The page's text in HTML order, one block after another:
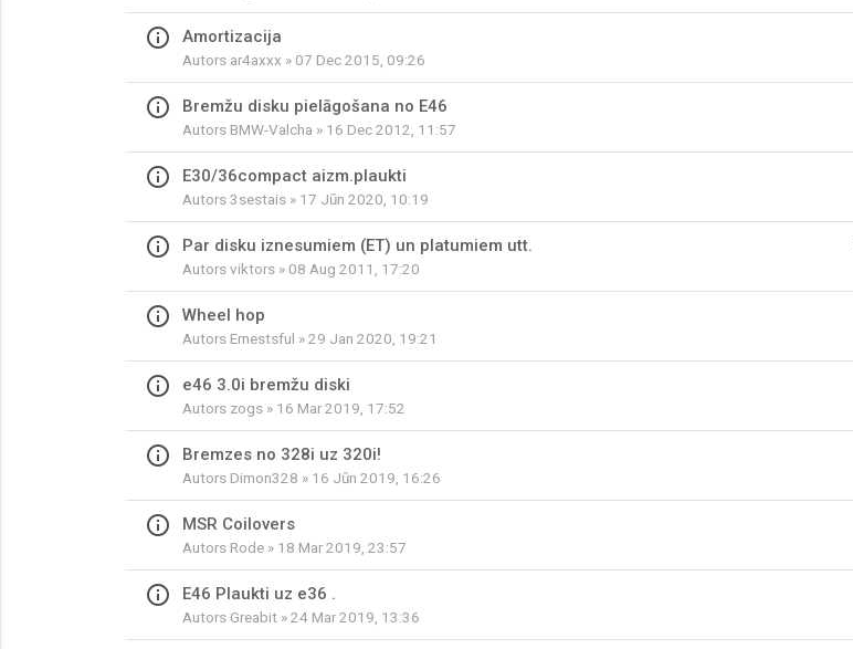
info_outline Amortizacija
Autors ar4axxx » 07 Dec 2015, 09:26
info_outline Bremžu disku pielāgošana no E46
Autors BMW-Valcha » 16 Dec 2012, 11:57
info_outline E30/36compact aizm.plaukti
Autors3sestais » 17 Jūn 2020, 10:19
info_outline Par disku iznesumiem (ET) un platumiem utt.
Autorsviktors » 08 Aug 2011, 17:20
info_outline Wheel hop
Autors Ernestsful » 29 Jan 2020, 19:21
info_outline e46 3.0i bremžu diski
Autors zogs » 16 Mar 2019, 17:52
info_outline Bremzes no 328i uz 320i!
Autors Dimon328 » 16 Jūn 2019, 16:26
info_outline MSR Coilovers
Autors Rode » 18 Mar 2019, 23:57
info_outline E46 Plaukti uz e36 .
Autors Greabit » 24 Mar 2019, 13:36